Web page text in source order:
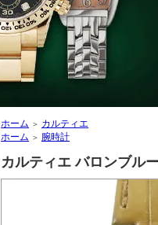
ホーム ＞ カルティエ
ホーム ＞ 腕時計
カルティエ バロンブル